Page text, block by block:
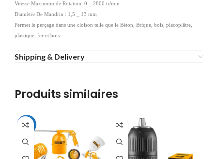
Vitesse Maximum de Rotation: 0 _ 2800 tr/min
Diamètre De Mandrin : 1,5 _ 13 mm
Permet le perçage dans une cloison telle que le Béton, Brique, bois, placoplâtre,
plastique, fer et bois
Shipping & Delivery
Produits similaires
-29%